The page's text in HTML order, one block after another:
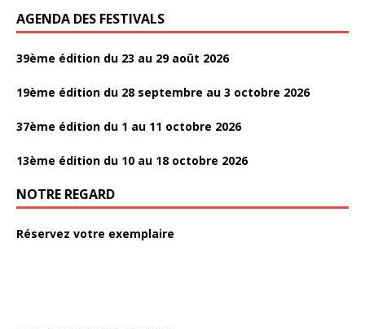
AGENDA DES FESTIVALS
39ème édition du 23 au 29 août 2026
19ème édition du 28 septembre au 3 octobre 2026
37ème édition du 1 au 11 octobre 2026
13ème édition du 10 au 18 octobre 2026
NOTRE REGARD
Réservez votre exemplaire